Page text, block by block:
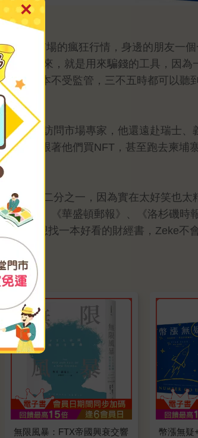
貨幣市場的瘋狂行情，身邊的朋友一
Zeke看來，就是用來騙錢的工具，因為
，根本不受監管，三不五時都可以聽
件、訪問市場專家，他還遠赴瑞士、
對，跟著他們買NFT，甚至跑去柬埔
。
讀了快二分之一，因為實在太好笑也太
時報》、《華盛頓郵報》、《洛杉磯時
果你想找一本好看的財經書，Zeke不
無限風暴：FTX帝國興衰交響
幣漲無疑